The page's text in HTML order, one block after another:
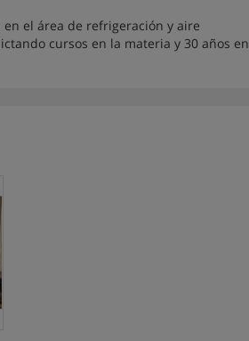
el área de refrigeración y aire
cursos en la materia y 30 años en